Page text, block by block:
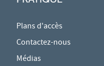
Plans d'accès
Contactez-nous
Médias